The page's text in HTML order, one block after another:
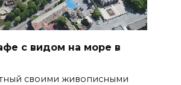
с видом на море в
своими живописными